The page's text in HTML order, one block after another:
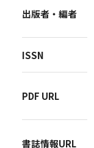
出版者・編者
ISSN
PDF URL
書誌情報URL